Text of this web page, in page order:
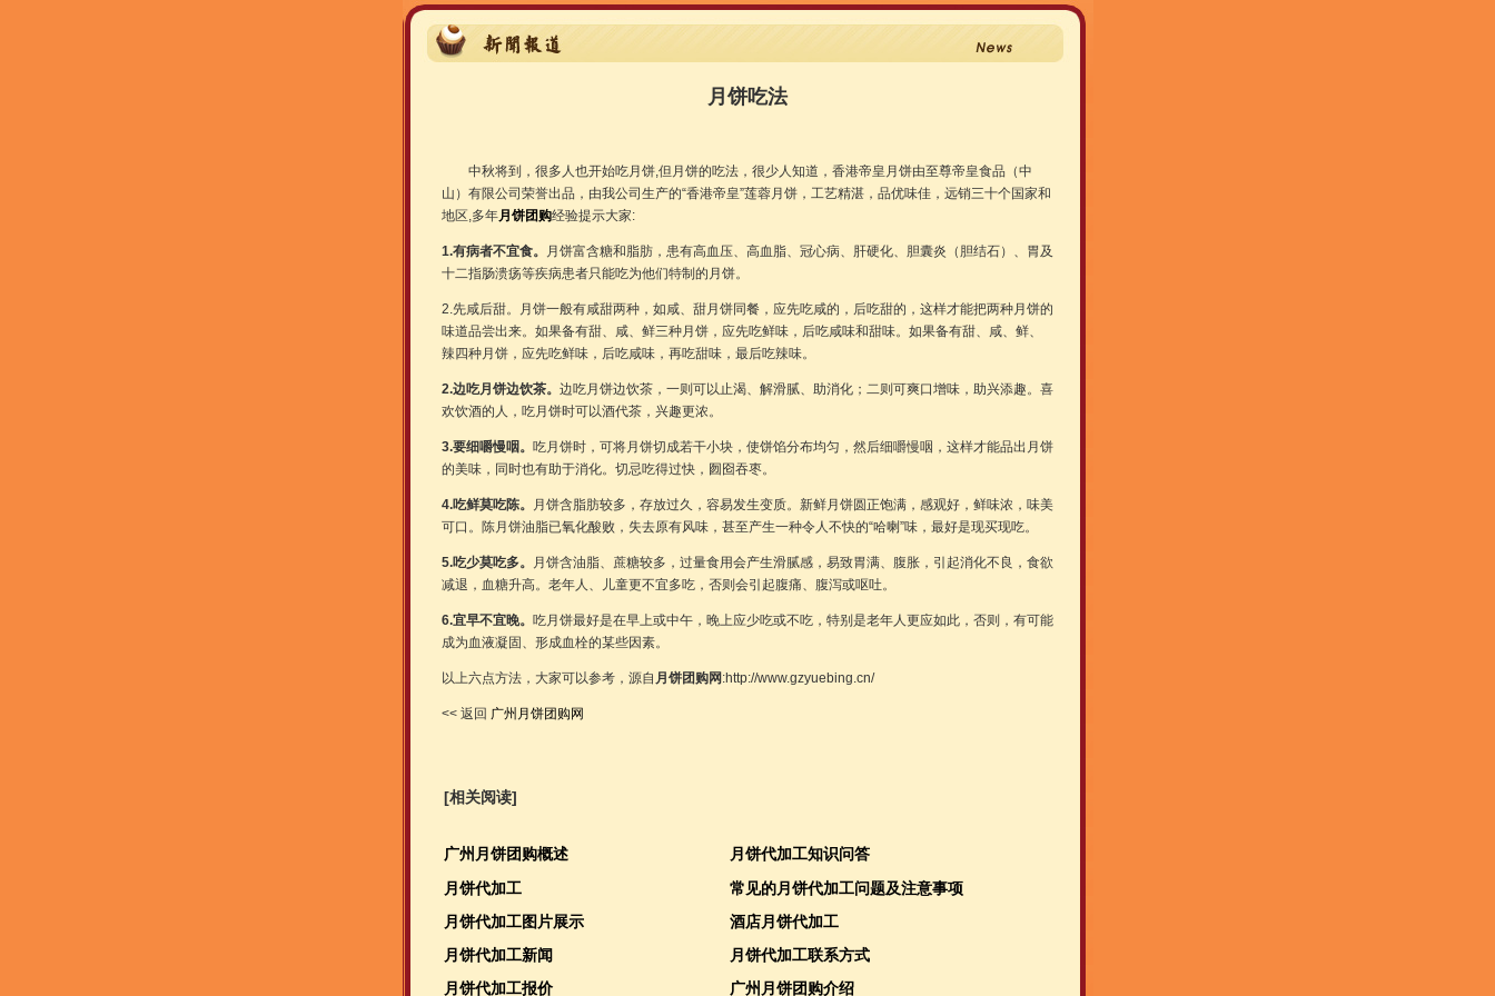
月饼吃法
中秋将到，很多人也开始吃月饼,但月饼的吃法，很少人知道，香港帝皇月饼由至尊帝皇食品（中
山）有限公司荣誉出品，由我公司生产的“香港帝皇”莲蓉月饼，工艺精湛，品优味佳，远销三十个国家和
地区,多年月饼团购经验提示大家:
1.有病者不宜食。
月饼富含糖和脂肪，患有高血压、高血脂、冠心病、肝硬化、胆囊炎（胆结石）、胃及
十二指肠溃疡等疾病患者只能吃为他们特制的月饼。
2.先咸后甜。月饼一般有咸甜两种，如咸、甜月饼同餐，应先吃咸的，后吃甜的，这样才能把两种月饼的
味道品尝出来。如果备有甜、咸、鲜三种月饼，应先吃鲜味，后吃咸味和甜味。如果备有甜、咸、鲜、
辣四种月饼，应先吃鲜味，后吃咸味，再吃甜味，最后吃辣味。
2.边吃月饼边饮茶。 边吃月饼边饮茶，一则可以止渴、解滑腻、助消化；二则可爽口增味，助兴添趣。喜
欢饮酒的人，吃月饼时可以酒代茶，兴趣更浓。
3.要细嚼慢咽。 吃月饼时，可将月饼切成若干小块，使饼馅分布均匀，然后细嚼慢咽，这样才能品出月饼
的美味，同时也有助于消化。切忌吃得过快，囫囵吞枣。
4.吃鲜莫吃陈。
月饼含脂肪较多，存放过久，容易发生变质。新鲜月饼圆正饱满，感观好，鲜味浓，味美
可口。陈月饼油脂已氧化酸败，失去原有风味，甚至产生一种令人不快的“哈喇”味，最好是现买现吃。
5.吃少莫吃多。
月饼含油脂、蔗糖较多，过量食用会产生滑腻感，易致胃满、腹胀，引起消化不良，食欲
减退，血糖升高。老年人、儿童更不宜多吃，否则会引起腹痛、腹泻或呕吐。
6.宜早不宜晚。 吃月饼最好是在早上或中午，晚上应少吃或不吃，特别是老年人更应如此，否则，有可能
成为血液凝固、形成血栓的某些因素。
以上六点方法，大家可以参考，源自 月饼团购网:http://www.gzyuebing.cn/
<< 返回 广州月饼团购网
[相关阅读]
广州月饼团购概述
月饼代加工
月饼代加工图片展示
月饼代加工新闻
月饼代加工报价
月饼代加工知识问答
常见的月饼代加工问题及注意事项
酒店月饼代加工
月饼代加工联系方式
广州月饼团购介绍